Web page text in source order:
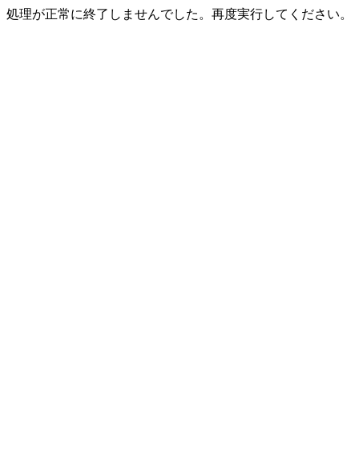
処理が正常に終了しませんでした。再度実行してください。